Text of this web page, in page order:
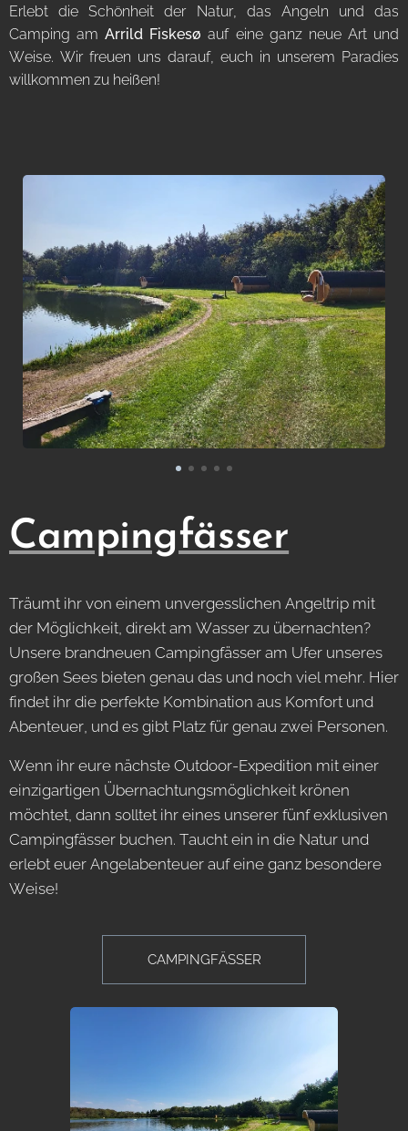
Erlebt die Schönheit der Natur, das Angeln und das
Camping amArrild Fiskesø auf eine ganz neue Art und
Weise. Wir freuen uns darauf, euch in unserem Paradies
willkommen zu heißen!
Campingfässer
Träumt ihr von einem unvergesslichen Angeltrip mit
der Möglichkeit, direkt am Wasser zu übernachten?
Unsere brandneuen Campingfässer am Ufer unseres
großen Sees bieten genau das und noch viel mehr. Hier
findet ihr die perfekte Kombination aus Komfort und
Abenteuer, und es gibt Platz für genau zwei Personen.
Wenn ihr eure nächste Outdoor-Expedition mit einer
einzigartigen Übernachtungsmöglichkeit krönen
möchtet, dann solltet ihr eines unserer fünf exklusiven
Campingfässer buchen. Taucht ein in die Natur und
erlebt euer Angelabenteuer auf eine ganz besondere
Weise!
CAMPINGFÄSSER